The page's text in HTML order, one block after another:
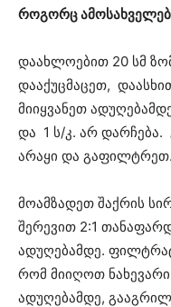
როგორც
დაახლოებით 20 სმ
დააქუცმაცეთ,
მიიყვანეთ
და 1 ს/კ. არ დარჩება.
არაყი და გაფილტრეთ.
მოამზადეთ შაქრის
შერევით 2:1
ადუღებამდე.
რომ მიიღოთ
ადუღებამდე,